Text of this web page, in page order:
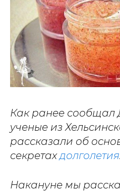
Как ранее сообщал
ученые из
рассказали об
секретахдолголетия.
Накануне мы